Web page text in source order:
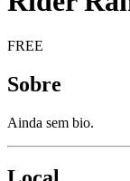
FREE
Sobre
Ainda sem bio.